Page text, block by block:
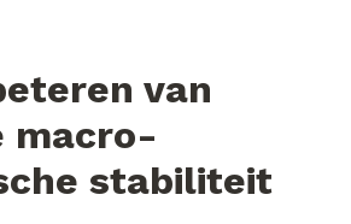
van
macro-
stabiliteit